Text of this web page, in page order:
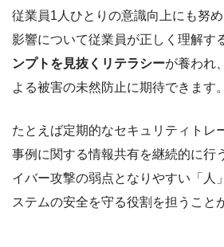
従業員1人ひとりの意識向上にも努
影響について従業員が正しく理解す
ンプトを見抜くリテラシーが養われ
よる被害の未然防止に期待できます。
たとえば定期的なセキュリティトレ
事例に関する情報共有を継続的に行
イバー攻撃の弱点となりやすい「人
ステムの安全を守る役割を担うこと